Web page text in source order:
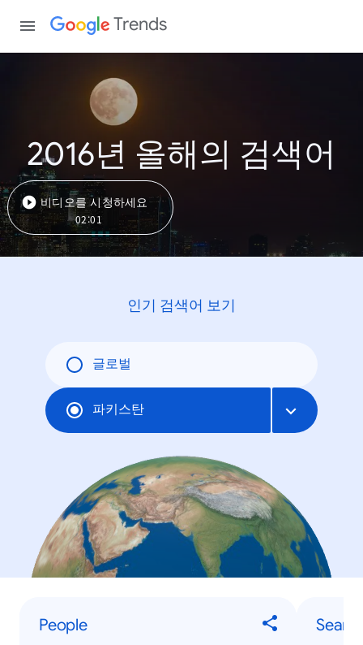
Trends
2016년 올해의 검색어
비디오를 시청하세요
02:01
인기 검색어 보기
글로벌
파키스탄
People